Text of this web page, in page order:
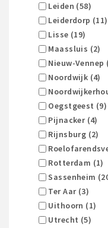
Leiden (58)
Leiderdorp (11)
Lisse (19)
Maassluis (2)
Nieuw-Vennep
Noordwijk (4)
Oegstgeest (9)
Pijnacker (4)
Rijnsburg (2)
Rotterdam (1)
Sassenheim
Ter Aar (3)
Uithoorn (1)
Utrecht (5)